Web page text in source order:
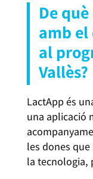
De
amb
al
Vallès?
LactApp és
una aplicació
les dones
la tecnologia,